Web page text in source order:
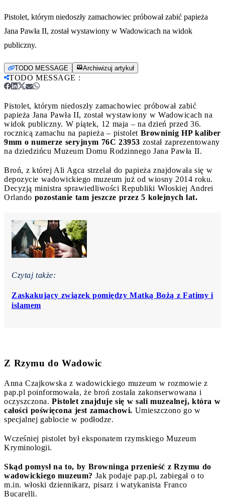
Pistolet, którym niedoszły zamachowiec próbował zabić papieża
Jana Pawła II, został wystawiony w Wadowicach na widok
publiczny.
TODO MESSAGE Archiwizuj artykuł
TODO MESSAGE :
Pistolet, którym niedoszły zamachowiec próbował zabić
papieża Jana Pawła II, został wystawiony w Wadowicach na
widok publiczny. W piątek, 12 maja – na dzień przed 36.
rocznicą zamachu na papieża – pistolet Browninig HP kaliber
9mm o numerze seryjnym 76C 23953 został zaprezentowany
na dziedzińcu Muzeum Domu Rodzinnego Jana Pawła II.
Broń, z której Ali Agca strzelał do papieża znajdowała się w
depozycie wadowickiego muzeum już od wiosny 2014 roku.
Decyzją ministra sprawiedliwości Republiki Włoskiej Andrei
Orlando pozostanie tam jeszcze przez 5 kolejnych lat.
Czytaj także:
Zaskakujący związek pomiędzy Matką Bożą z Fatimy i
islamem
Z Rzymu do Wadowic
Anna Czajkowska z wadowickiego muzeum w rozmowie z
pap.pl poinformowała, że broń została zakonserwowana i
oczyszczona. Pistolet znajduje się w sali muzealnej, która w
całości poświęcona jest zamachowi. Umieszczono go w
specjalnej gablocie w podłodze.
Wcześniej pistolet był eksponatem rzymskiego Muzeum
Kryminologii.
Skąd pomysł na to, by Browninga przenieść z Rzymu do
wadowickiego muzeum? Jak podaje pap.pl, zabiegał o to
m.in. włoski dziennikarz, pisarz i watykanista Franco
Bucarelli.